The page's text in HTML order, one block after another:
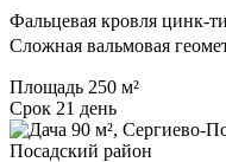
Фальцевая кровля цинк-
Сложная вальмовая
Площадь 250 м²
Срок 21 день
Посадский район